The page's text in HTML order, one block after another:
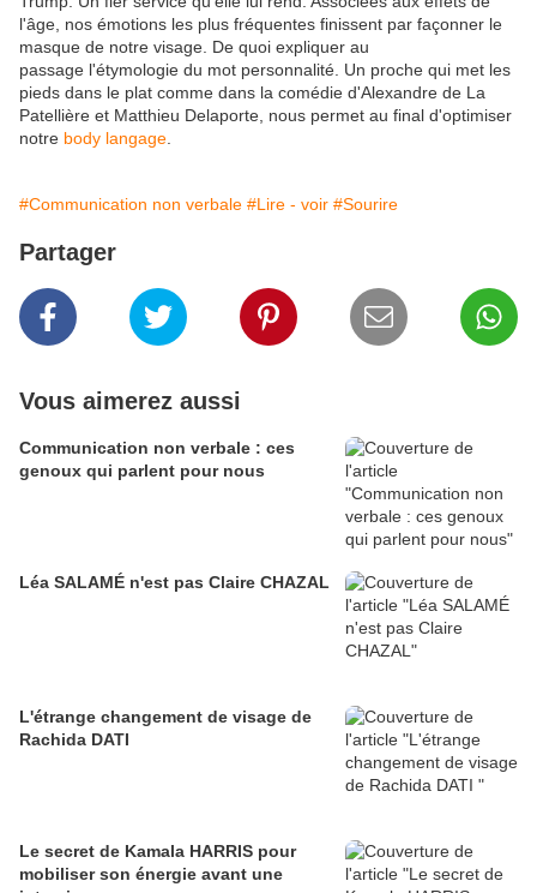
l'âge, nos émotions les plus fréquentes finissent par façonner le
masque de notre visage. De quoi expliquer au
passage l'étymologie du mot personnalité. Un proche qui met les
pieds dans le plat comme dans la comédie d'Alexandre de La
Patellière et Matthieu Delaporte, nous permet au final d'optimiser
notre body langage
#Communication non verbale #Lire - voir #Sourire
Partager
Vous aimerez aussi
Communication non verbale : ces
genoux qui parlent pour nous
Léa SALAMÉ n'est pas Claire CHAZAL
L'étrange changement de visage de
Rachida DATI
Le secret de Kamala HARRIS pour
mobiliser son énergie avant une